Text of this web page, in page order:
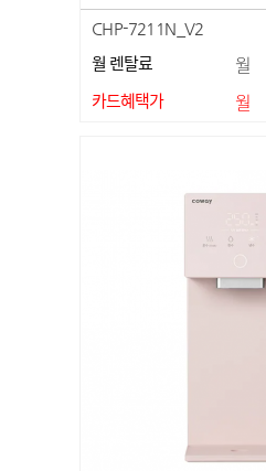
CHP-7211N_V2
월 렌탈료 월
카드혜택가 월